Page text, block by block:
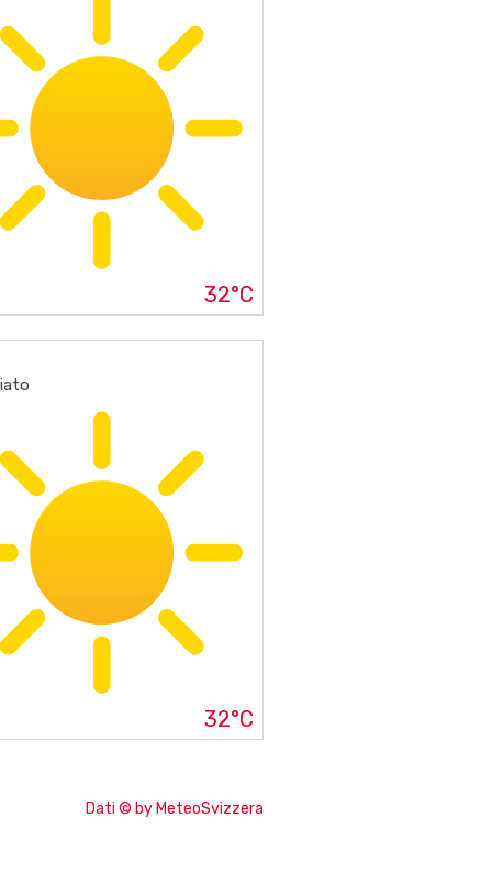
32°C
32°C
Dati © by MeteoSvizzera